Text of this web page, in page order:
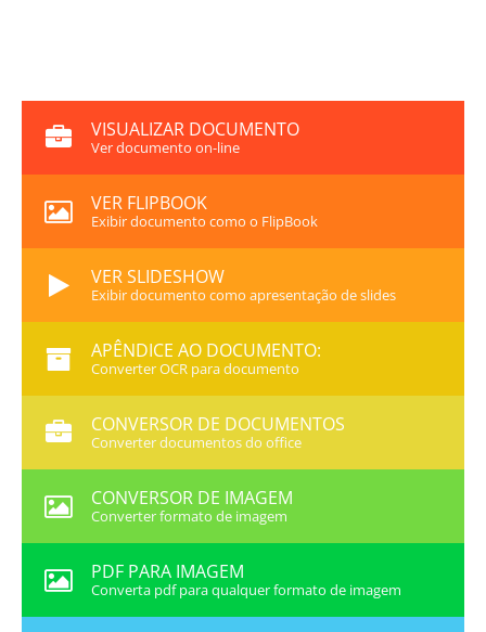
VISUALIZAR DOCUMENTO
Ver documento on-line
VER FLIPBOOK
Exibir documento como o FlipBook
VER SLIDESHOW
Exibir documento como apresentação de slides
APÊNDICE AO DOCUMENTO:
Converter OCR para documento
CONVERSOR DE DOCUMENTOS
Converter documentos do office
CONVERSOR DE IMAGEM
Converter formato de imagem
PDF PARA IMAGEM
Converta pdf para qualquer formato de imagem